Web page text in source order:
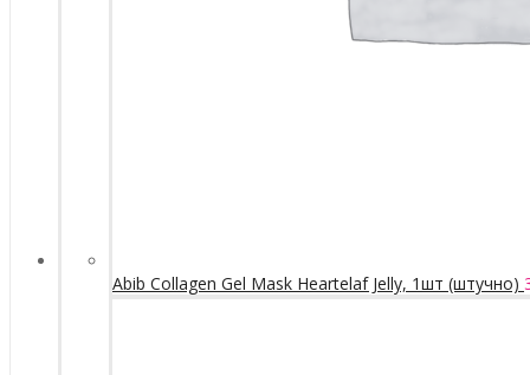
Abib Collagen Gel Mask Heartelaf Jelly, 1шт (штучно)